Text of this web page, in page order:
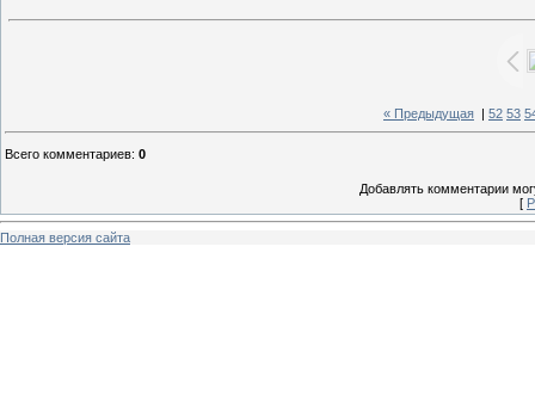
« Предыдущая 52 53
Всего комментариев: 0
Добавлять комментарии
[
Полная версия сайта